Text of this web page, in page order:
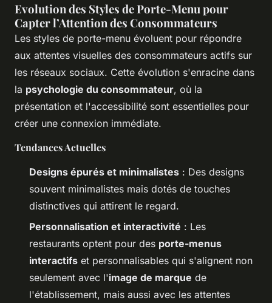
Evolution des Styles de Porte-Menu pour
Capter l’Attention des Consommateurs
Les styles de porte-menu évoluent pour répondre
aux attentes visuelles des consommateurs actifs sur
les réseaux sociaux. Cette évolution s'enracine dans
la psychologie du consommateur, où la
présentation et l'accessibilité sont essentielles pour
créer une connexion immédiate.
Tendances Actuelles
Designs épurés et minimalistes : Des designs
souvent minimalistes mais dotés de touches
distinctives qui attirent le regard.
Personnalisation et interactivité : Les
restaurants optent pour des porte-menus
interactifs et personnalisables qui s'alignent non
seulement avec l'image de marque de
l'établissement, mais aussi avec les attentes